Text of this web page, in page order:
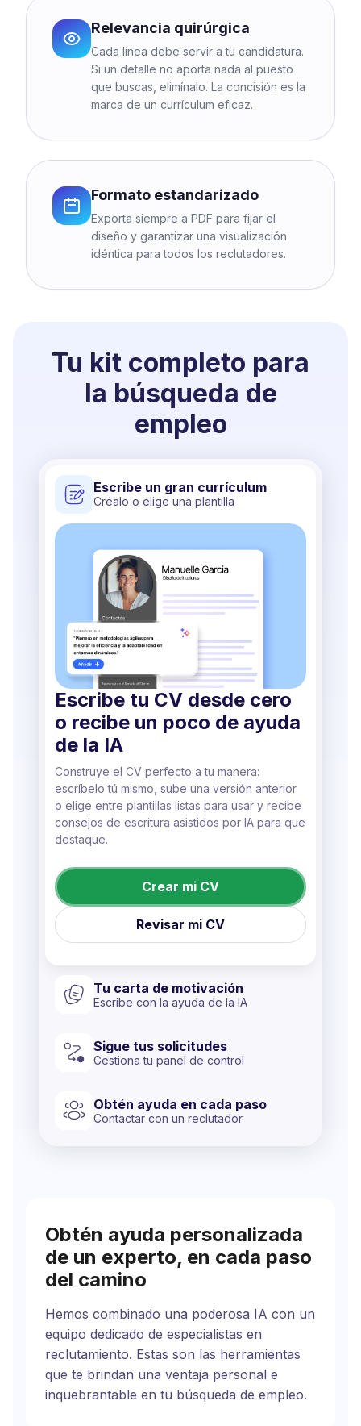
Relevancia quirúrgica
Cada línea debe servir a tu candidatura.
Si un detalle no aporta nada al puesto
que buscas, elimínalo. La concisión es la
marca de un currículum eficaz.
Formato estandarizado
Exporta siempre a PDF para fijar el
diseño y garantizar una visualización
idéntica para todos los reclutadores.
Tu kit completo para
la búsqueda de
empleo
Escribe un gran currículum
Créalo o elige una plantilla
Escribe tu CV desde cero
o recibe un poco de ayuda
de la IA
Construye el CV perfecto a tu manera:
escríbelo tú mismo, sube una versión anterior
o elige entre plantillas listas para usar y recibe
consejos de escritura asistidos por IA para que
destaque.
Crear mi CV
Revisar mi CV
Tu carta de motivación
Escribe con la ayuda de la IA
Sigue tus solicitudes
Gestiona tu panel de control
Obtén ayuda en cada paso
Contactar con un reclutador
Obtén ayuda personalizada
de un experto, en cada paso
del camino
Hemos combinado una poderosa IA con un
equipo dedicado de especialistas en
reclutamiento. Estas son las herramientas
que te brindan una ventaja personal e
inquebrantable en tu búsqueda de empleo.